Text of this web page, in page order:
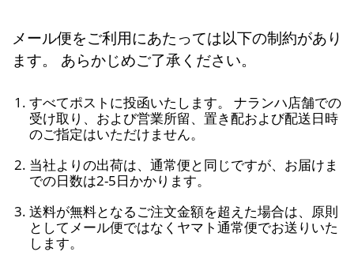
メール便をご利用にあたっては以下の制約があり
ます。 あらかじめご了承ください。
すべてポストに投函いたします。 ナランハ店舗での
受け取り、および営業所留、置き配および配送日時
のご指定はいただけません。
当社よりの出荷は、通常便と同じですが、お届けま
での日数は2-5日かかります。
送料が無料となるご注文金額を超えた場合は、原則
としてメール便ではなくヤマト通常便でお送りいた
します。